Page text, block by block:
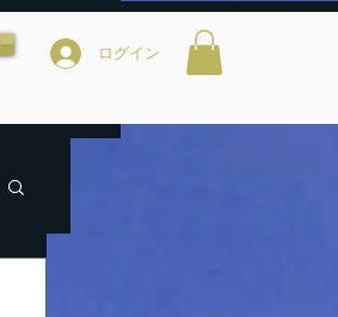
ログイン